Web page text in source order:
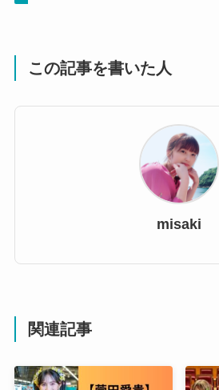
この記事を書いた人
misaki
関連記事